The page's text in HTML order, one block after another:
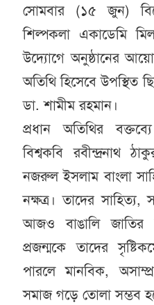
সোমবার (১৫ জুন)
শিল্পকলা একাডেমি
উদ্যোগে অনুষ্ঠানের
অতিথি হিসেবে উপস্থিত
ডা. শামীম রহমান।
প্রধান অতিথির
বিশ্বকবি রবীন্দ্রনাথ
নজরুল ইসলাম বাংলা
নক্ষত্র। তাদের
আজও বাঙালি জাতির
প্রজন্মকে তাদের
পারলে মানবিক,
সমাজ গড়ে তোলা সম্ভব